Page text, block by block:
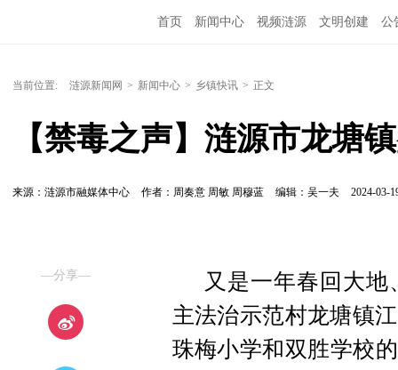
首页 新闻中心 视频涟源 文明创建 公
当前位置: 涟源新闻网 > 新闻中心 > 乡镇快讯 > 正文
【禁毒之声】涟源市龙塘
来源：涟源市融媒体中心 作者：周奏意 周敏 周穆蓝 编辑：吴一夫 2024-03-
—分享—
又是一年春回大
主法治示范村龙塘镇
珠梅小学和双胜学校